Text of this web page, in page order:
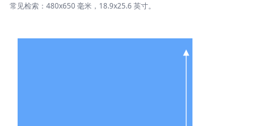
常见检索：480x650 毫米，18.9x25.6 英寸。